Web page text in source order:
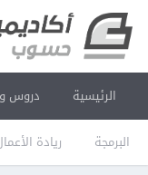
الرئيسية دروس
البرمجة ريادة